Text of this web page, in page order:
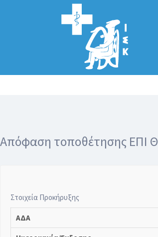
Αναζήτηση
για:
Απόφαση τοποθέτησης ΕΠΙ
Στοιχεία Προκήρυξης
ΑΔΑ